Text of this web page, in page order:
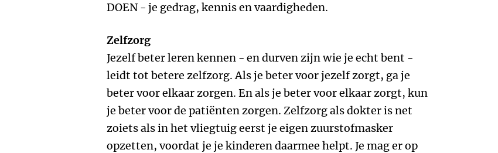
DOEN - je gedrag, kennis en vaardigheden.
Zelfzorg
Jezelf beter leren kennen - en durven zijn wie je echt bent -
leidt tot betere zelfzorg. Als je beter voor jezelf zorgt, ga je
beter voor elkaar zorgen. En als je beter voor elkaar zorgt, kun
je beter voor de patiënten zorgen. Zelfzorg als dokter is net
zoiets als in het vliegtuig eerst je eigen zuurstofmasker
opzetten, voordat je je kinderen daarmee helpt. Je mag er op